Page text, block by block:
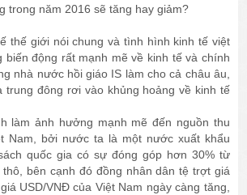
trong năm 2016 sẽ tăng hay giảm?
thế giới nói chung và tình hình kinh tế việt
biến động rất mạnh mẽ về kinh tế và chính
nhà nước hồi giáo IS làm cho cả châu âu,
trung đông rơi vào khủng hoảng về kinh tế
làm ảnh hưởng mạnh mẽ đến nguồn thu
Nam, bởi nước ta là một nước xuất khẩu
quốc gia có sự đóng góp hơn 30% từ
bên cạnh đó đồng nhân dân tệ trợt giá
USD/VNĐ của Việt Nam ngày càng tăng,